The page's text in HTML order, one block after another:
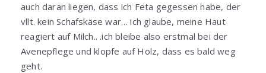
auch daran liegen, dass ich Feta gegessen habe, der
vllt. kein Schafskäse war… ich glaube, meine Haut
reagiert auf Milch.. .ich bleibe also erstmal bei der
Avenepflege und klopfe auf Holz, dass es bald weg
geht.